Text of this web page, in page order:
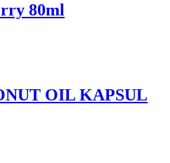
80ml
OIL KAPSUL